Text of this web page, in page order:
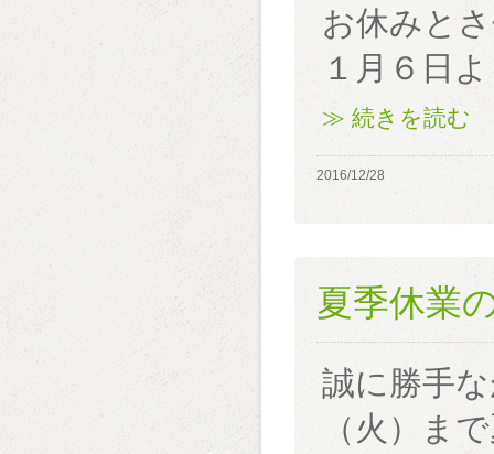
お休みと
１月６日
≫ 続きを読む
2016/12/28
夏季休業
誠に勝手
（火）ま